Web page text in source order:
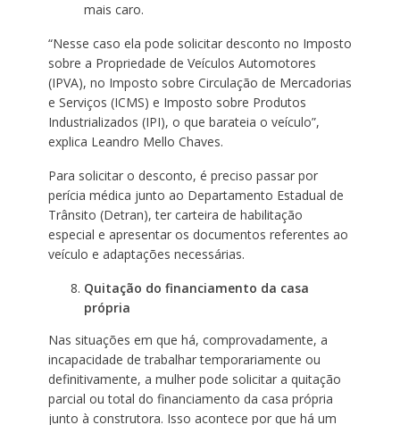
mais caro.
“Nesse caso ela pode solicitar desconto no Imposto
sobre a Propriedade de Veículos Automotores
(IPVA), no Imposto sobre Circulação de Mercadorias
e Serviços (ICMS) e Imposto sobre Produtos
Industrializados (IPI), o que barateia o veículo”,
explica Leandro Mello Chaves.
Para solicitar o desconto, é preciso passar por
perícia médica junto ao Departamento Estadual de
Trânsito (Detran), ter carteira de habilitação
especial e apresentar os documentos referentes ao
veículo e adaptações necessárias.
Quitação do financiamento da casa
própria
Nas situações em que há, comprovadamente, a
incapacidade de trabalhar temporariamente ou
definitivamente, a mulher pode solicitar a quitação
parcial ou total do financiamento da casa própria
junto à construtora. Isso acontece por que há um